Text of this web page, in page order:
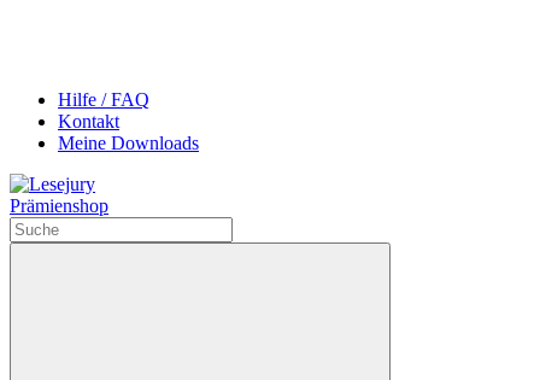
Hilfe / FAQ
Kontakt
Meine Downloads
Prämienshop